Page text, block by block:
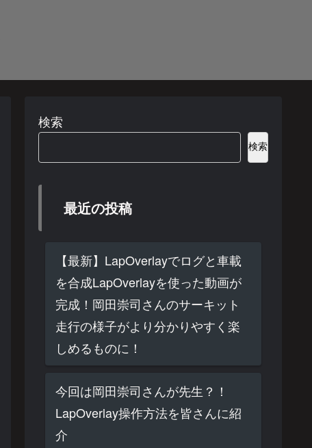
検索
検索
最近の投稿
【最新】LapOverlayでログと車載
を合成LapOverlayを使った動画が
完成！岡田崇司さんのサーキット
走行の様子がより分かりやすく楽
しめるものに！
今回は岡田崇司さんが先生？！
LapOverlay操作方法を皆さんに紹
介